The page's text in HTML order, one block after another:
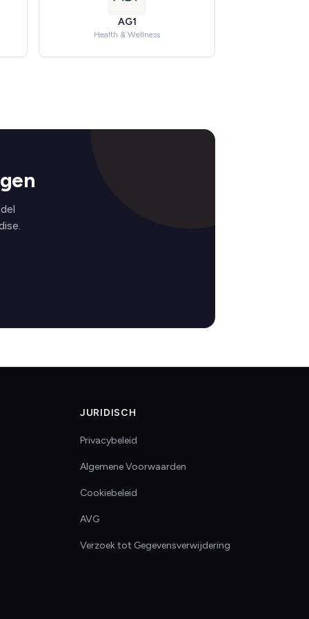
AG1
Health & Wellness
JURIDISCH
Privacybeleid
Algemene Voorwaarden
Cookiebeleid
AVG
Verzoek tot Gegevensverwijdering